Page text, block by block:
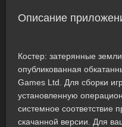
Описание
Костер: затерянные
опубликованная
Games Ltd. Для сборки
установленную
системное соответствие
скачанной версии. Для